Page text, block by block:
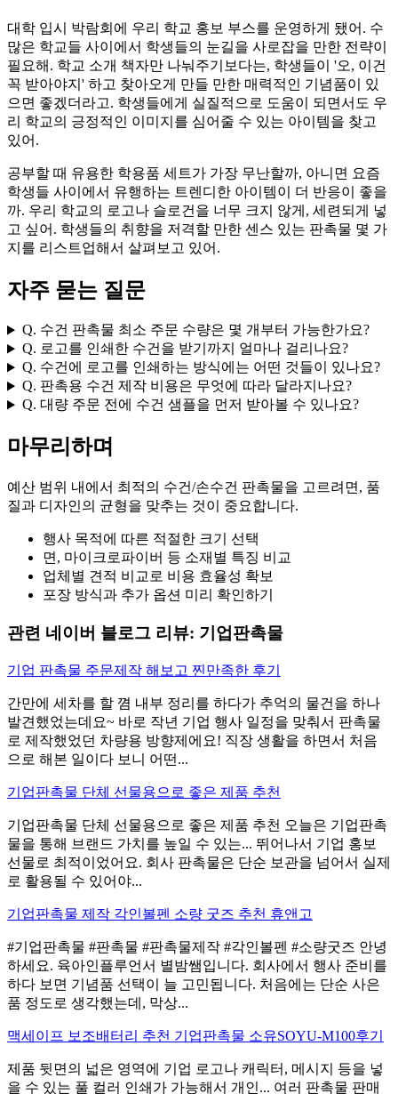
대학 입시 박람회에 우리 학교 홍보 부스를 운영하게 됐어. 수
많은 학교들 사이에서 학생들의 눈길을 사로잡을 만한 전략이
필요해. 학교 소개 책자만 나눠주기보다는, 학생들이 '오, 이건
꼭 받아야지' 하고 찾아오게 만들 만한 매력적인 기념품이 있
으면 좋겠더라고. 학생들에게 실질적으로 도움이 되면서도 우
리 학교의 긍정적인 이미지를 심어줄 수 있는 아이템을 찾고
있어.
공부할 때 유용한 학용품 세트가 가장 무난할까, 아니면 요즘
학생들 사이에서 유행하는 트렌디한 아이템이 더 반응이 좋을
까. 우리 학교의 로고나 슬로건을 너무 크지 않게, 세련되게 넣
고 싶어. 학생들의 취향을 저격할 만한 센스 있는 판촉물 몇 가
지를 리스트업해서 살펴보고 있어.
자주 묻는 질문
Q. 수건 판촉물 최소 주문 수량은 몇 개부터 가능한가요?
Q. 로고를 인쇄한 수건을 받기까지 얼마나 걸리나요?
Q. 수건에 로고를 인쇄하는 방식에는 어떤 것들이 있나요?
Q. 판촉용 수건 제작 비용은 무엇에 따라 달라지나요?
Q. 대량 주문 전에 수건 샘플을 먼저 받아볼 수 있나요?
마무리하며
예산 범위 내에서 최적의 수건/손수건 판촉물을 고르려면, 품
질과 디자인의 균형을 맞추는 것이 중요합니다.
행사 목적에 따른 적절한 크기 선택
면, 마이크로파이버 등 소재별 특징 비교
업체별 견적 비교로 비용 효율성 확보
포장 방식과 추가 옵션 미리 확인하기
관련 네이버 블로그 리뷰: 기업판촉물
기업 판촉물 주문제작 해보고 찐만족한 후기
간만에 세차를 할 꼄 내부 정리를 하다가 추억의 물건을 하나
발견했었는데요~ 바로 작년 기업 행사 일정을 맞춰서 판촉물
로 제작했었던 차량용 방향제에요! 직장 생활을 하면서 처음
으로 해본 일이다 보니 어떤...
기업판촉물 단체 선물용으로 좋은 제품 추천
기업판촉물 단체 선물용으로 좋은 제품 추천 오늘은 기업판촉
물을 통해 브랜드 가치를 높일 수 있는... 뛰어나서 기업 홍보
선물로 최적이었어요. 회사 판촉물은 단순 보관을 넘어서 실제
로 활용될 수 있어야...
기업판촉물 제작 각인볼펜 소량 굿즈 추천 휴앤고
#기업판촉물 #판촉물 #판촉물제작 #각인볼펜 #소량굿즈 안녕
하세요. 육아인플루언서 별밤쌤입니다. 회사에서 행사 준비를
하다 보면 기념품 선택이 늘 고민됩니다. 처음에는 단순 사은
품 정도로 생각했는데, 막상...
맥세이프 보조배터리 추천 기업판촉물 소유SOYU-M100후기
제품 뒷면의 넓은 영역에 기업 로고나 캐릭터, 메시지 등을 넣
을 수 있는 풀 컬러 인쇄가 가능해서 개인... 여러 판촉물 판매